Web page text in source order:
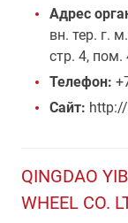
Адрес
вн. тер. г.
стр. 4, пом.
Телефон:
Сайт:
QINGDAO
WHEEL CO.